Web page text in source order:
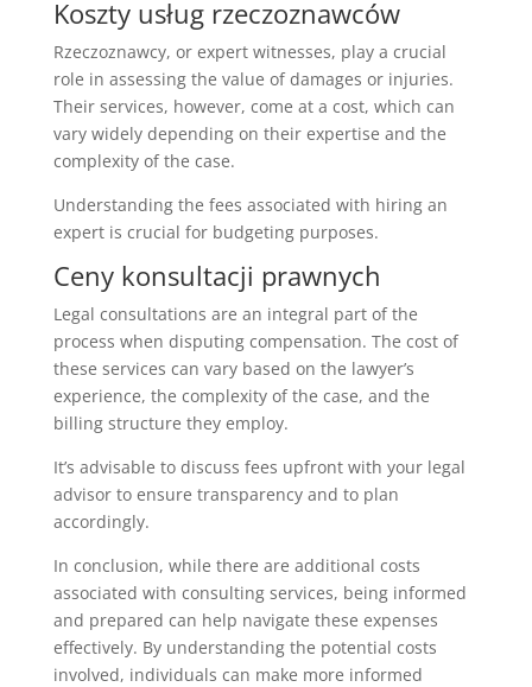
Koszty usług rzeczoznawców
Rzeczoznawcy, or expert witnesses, play a crucial
role in assessing the value of damages or injuries.
Their services, however, come at a cost, which can
vary widely depending on their expertise and the
complexity of the case.
Understanding the fees associated with hiring an
expert is crucial for budgeting purposes.
Ceny konsultacji prawnych
Legal consultations are an integral part of the
process when disputing compensation. The cost of
these services can vary based on the lawyer’s
experience, the complexity of the case, and the
billing structure they employ.
It’s advisable to discuss fees upfront with your legal
advisor to ensure transparency and to plan
accordingly.
In conclusion, while there are additional costs
associated with consulting services, being informed
and prepared can help navigate these expenses
effectively. By understanding the potential costs
involved, individuals can make more informed